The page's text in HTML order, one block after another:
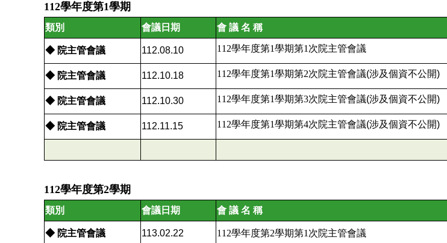
112學年度第1學期
類別 會議日期 會 議 名 稱
◆ 院主管會議 112.08.10 112學年度第1學期第1 次院主管會議
◆ 院主管會議 112.10.18 112學年度第1學期第2次院主管會議(涉及個資不公開)
◆ 院主管會議 112.10.30 112學年度第1學期第3次院主管會議(涉及個資不公開)
◆ 院主管會議 112.11.15 112學年度第1學期第4次院主管會議(涉及個資不公開)
112學年度第2學期
類別 會議日期 會 議 名 稱
◆ 院主管會議 113.02.22 112學年度第2學期第1 次院主管會議